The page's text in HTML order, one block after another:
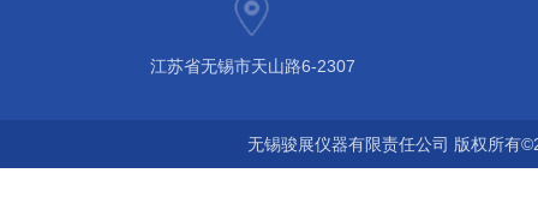
江苏省无锡市天山路6-2307
无锡骏展仪器有限责任公司 版权所有